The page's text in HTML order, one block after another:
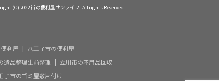
(C) 2022 街の便利屋サンライフ. All rights Reserved.
利屋
八王子市の便利屋
遺品整理生前整理
立川市の不用品回収
子市のゴミ屋敷片付け